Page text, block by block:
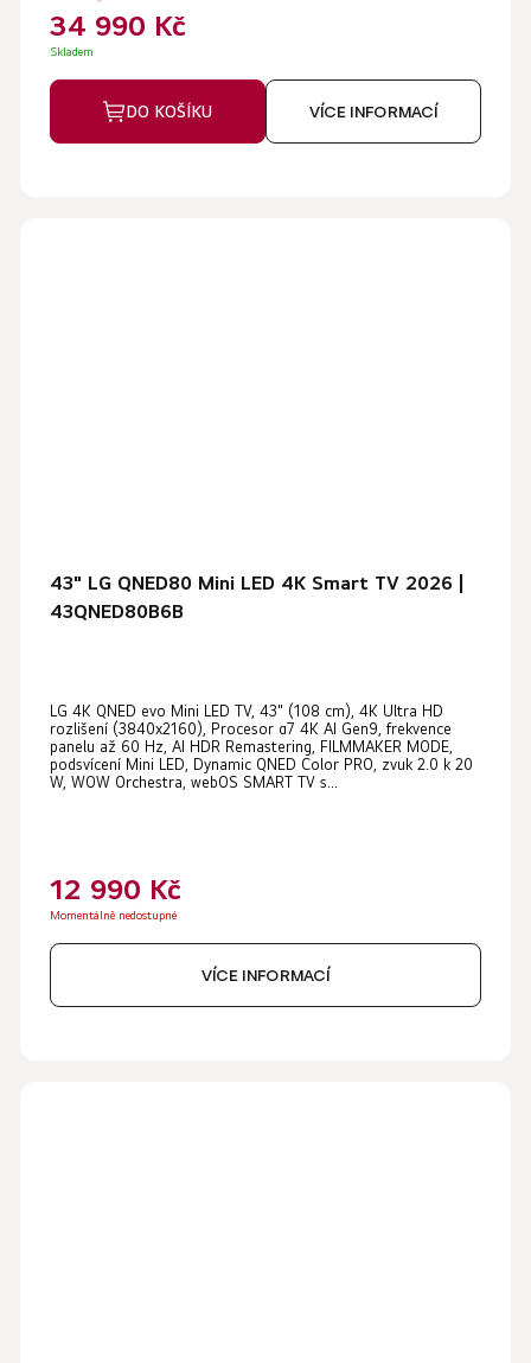
34 990 Kč
Skladem
DO KOŠÍKU VÍCE INFORMACÍ
43" LG QNED80 Mini LED 4K Smart TV 2026 |
43QNED80B6B
LG 4K QNED evo Mini LED TV, 43" (108 cm), 4K Ultra HD
rozlišení (3840x2160), Procesor α7 4K AI Gen9, frekvence
panelu až 60 Hz, AI HDR Remastering, FILMMAKER MODE,
podsvícení Mini LED, Dynamic QNED Color PRO, zvuk 2.0 k 20
W, WOW Orchestra, webOS SMART TV s...
12 990 Kč
Momentálně nedostupné
VÍCE INFORMACÍ